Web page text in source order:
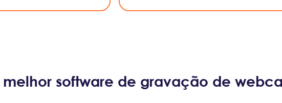
software de gravação de